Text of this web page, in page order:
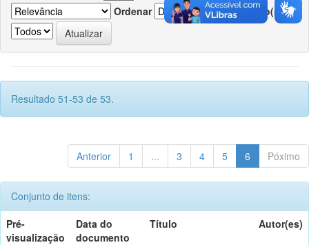
Ordenar
Registro(s)
Resultado 51-53 de 53.
Anterior 1 ... 3 4 5 6 Póximo
Conjunto de itens:
Pré-
visualização
Data do
documento
Título Autor(es)